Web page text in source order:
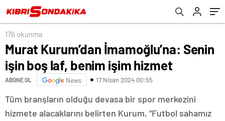
176 okunma
Murat Kurum’dan İmamoğlu’na: Senin
işin boş laf, benim işim hizmet
ABONE OL News 17 Nisan 2024 00:55
Tüm branşların olduğu devasa bir spor merkezini
hizmete alacaklarını belirten Kurum, “Futbol sahamız